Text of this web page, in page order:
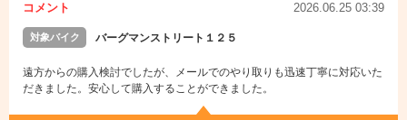
コメント 2026.06.25 03:39
対象バイク バーグマンストリート１２５
遠方からの購入検討でしたが、メールでのやり取りも迅速丁寧に対応いた
だきました。安心して購入することができました。